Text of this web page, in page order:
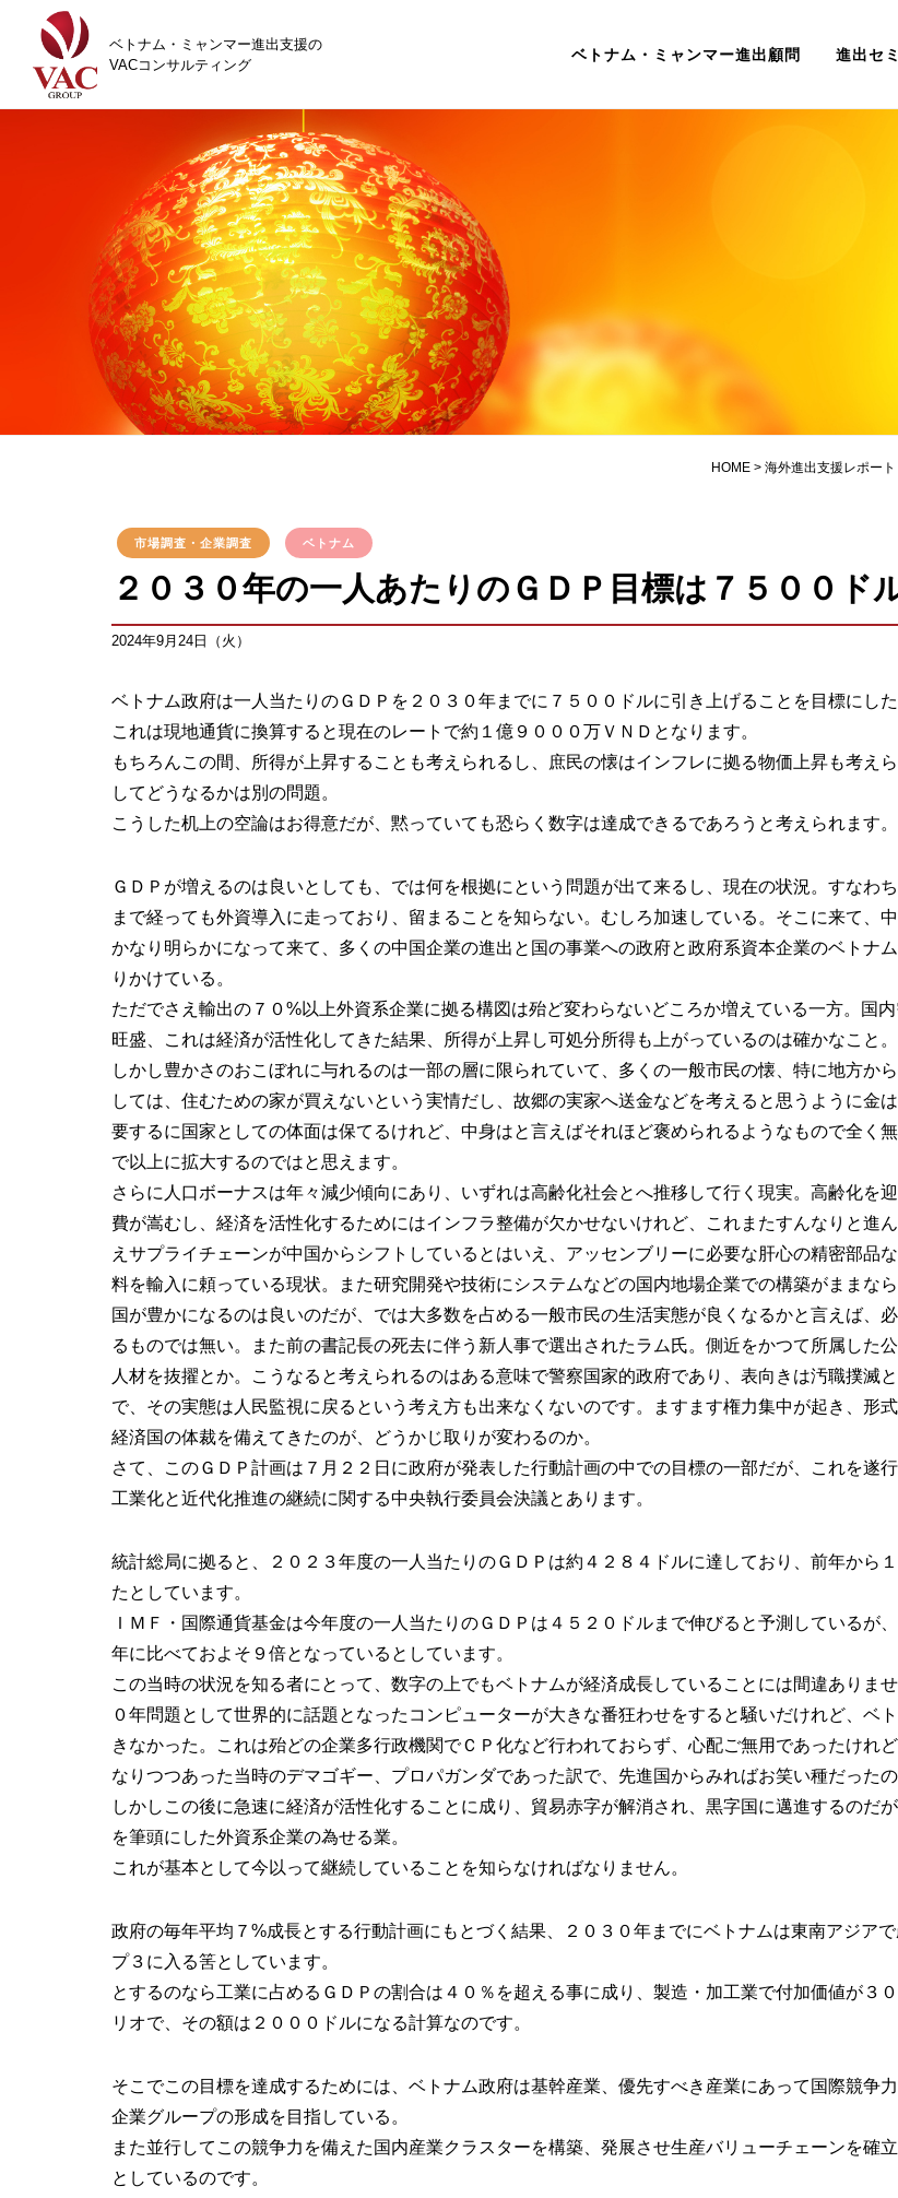
ベトナム・ミャンマー進出支援の
VACコンサルティング
ベトナム・ミャンマー進出顧問 進出セ
HOME > 海外進出支援レポート
市場調査・企業調査 ベトナム
２０３０年の一人あたりのＧＤＰ目標は７５００ド
2024年9月24日（火）
ベトナム政府は一人当たりのＧＤＰを２０３０年までに７５００ドルに引き上げることを目標にした
これは現地通貨に換算すると現在のレートで約１億９０００万ＶＮＤとなります。
もちろんこの間、所得が上昇することも考えられるし、庶民の懐はインフレに拠る物価上昇も考え
してどうなるかは別の問題。
こうした机上の空論はお得意だが、黙っていても恐らく数字は達成できるであろうと考えられます。
ＧＤＰが増えるのは良いとしても、では何を根拠にという問題が出て来るし、現在の状況。すなわ
まで経っても外資導入に走っており、留まることを知らない。むしろ加速している。そこに来て、
かなり明らかになって来て、多くの中国企業の進出と国の事業への政府と政府系資本企業のベトナ
りかけている。
ただでさえ輸出の７０%以上外資系企業に拠る構図は殆ど変わらないどころか増えている一方。国
旺盛、これは経済が活性化してきた結果、所得が上昇し可処分所得も上がっているのは確かなこと。
しかし豊かさのおこぼれに与れるのは一部の層に限られていて、多くの一般市民の懐、特に地方か
しては、住むための家が買えないという実情だし、故郷の実家へ送金などを考えると思うように金は
要するに国家としての体面は保てるけれど、中身はと言えばそれほど褒められるようなもので全く
で以上に拡大するのではと思えます。
さらに人口ボーナスは年々減少傾向にあり、いずれは高齢化社会とへ推移して行く現実。高齢化を
費が嵩むし、経済を活性化するためにはインフラ整備が欠かせないけれど、これまたすんなりと進
えサプライチェーンが中国からシフトしているとはいえ、アッセンブリーに必要な肝心の精密部品
料を輸入に頼っている現状。また研究開発や技術にシステムなどの国内地場企業での構築がままなら
国が豊かになるのは良いのだが、では大多数を占める一般市民の生活実態が良くなるかと言えば、
るものでは無い。また前の書記長の死去に伴う新人事で選出されたラム氏。側近をかつて所属した
人材を抜擢とか。こうなると考えられるのはある意味で警察国家的政府であり、表向きは汚職撲滅
で、その実態は人民監視に戻るという考え方も出来なくないのです。ますます権力集中が起き、形
経済国の体裁を備えてきたのが、どうかじ取りが変わるのか。
さて、このＧＤＰ計画は７月２２日に政府が発表した行動計画の中での目標の一部だが、これを遂
工業化と近代化推進の継続に関する中央執行委員会決議とあります。
統計総局に拠ると、２０２３年度の一人当たりのＧＤＰは約４２８４ドルに達しており、前年から
たとしています。
ＩＭＦ・国際通貨基金は今年度の一人当たりのＧＤＰは４５２０ドルまで伸びると予測しているが
年に比べておよそ９倍となっているとしています。
この当時の状況を知る者にとって、数字の上でもベトナムが経済成長していることには間違ありま
０年問題として世界的に話題となったコンピューターが大きな番狂わせをすると騒いだけれど、ベ
きなかった。これは殆どの企業多行政機関でＣＰ化など行われておらず、心配ご無用であったけれ
なりつつあった当時のデマゴギー、プロパガンダであった訳で、先進国からみればお笑い種だったの
しかしこの後に急速に経済が活性化することに成り、貿易赤字が解消され、黒字国に邁進するのだ
を筆頭にした外資系企業の為せる業。
これが基本として今以って継続していることを知らなければなりません。
政府の毎年平均７%成長とする行動計画にもとづく結果、２０３０年までにベトナムは東南アジア
プ３に入る筈としています。
とするのなら工業に占めるＧＤＰの割合は４０％を超える事に成り、製造・加工業で付加価値が３
リオで、その額は２０００ドルになる計算なのです。
そこでこの目標を達成するためには、ベトナム政府は基幹産業、優先すべき産業にあって国際競争
企業グループの形成を目指している。
また並行してこの競争力を備えた国内産業クラスターを構築、発展させ生産バリューチェーンを確
としているのです。